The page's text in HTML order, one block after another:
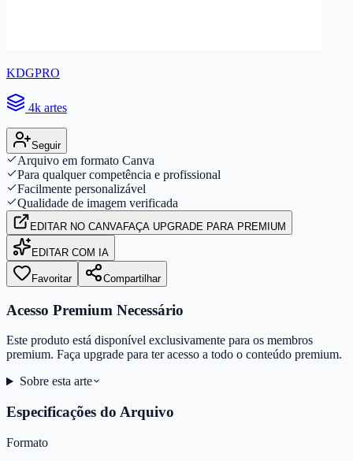
KDGPRO
4k artes
Seguir
Arquivo em formato Canva
Para qualquer competência e profissional
Facilmente personalizável
Qualidade de imagem verificada
EDITAR NO CANVAFAÇA UPGRADE PARA PREMIUM
EDITAR COM IA
Favoritar Compartilhar
Acesso Premium Necessário
Este produto está disponível exclusivamente para os membros
premium. Faça upgrade para ter acesso a todo o conteúdo premium.
Sobre esta arte
Especificações do Arquivo
Formato